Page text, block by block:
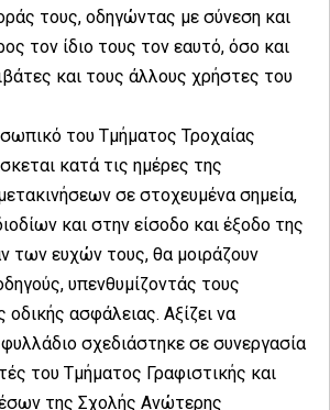
τους, οδηγώντας με σύνεση και
τον ίδιο τους τον εαυτό, όσο και
και τους άλλους χρήστες του
του Τμήματος Τροχαίας
κατά τις ημέρες της
σε στοχευμένα σημεία,
και στην είσοδο και έξοδο της
των ευχών τους, θα μοιράζουν
υπενθυμίζοντάς τους
οδικής ασφάλειας. Αξίζει να
σχεδιάστηκε σε συνεργασία
του Τμήματος Γραφιστικής και
της Σχολής Ανώτερης